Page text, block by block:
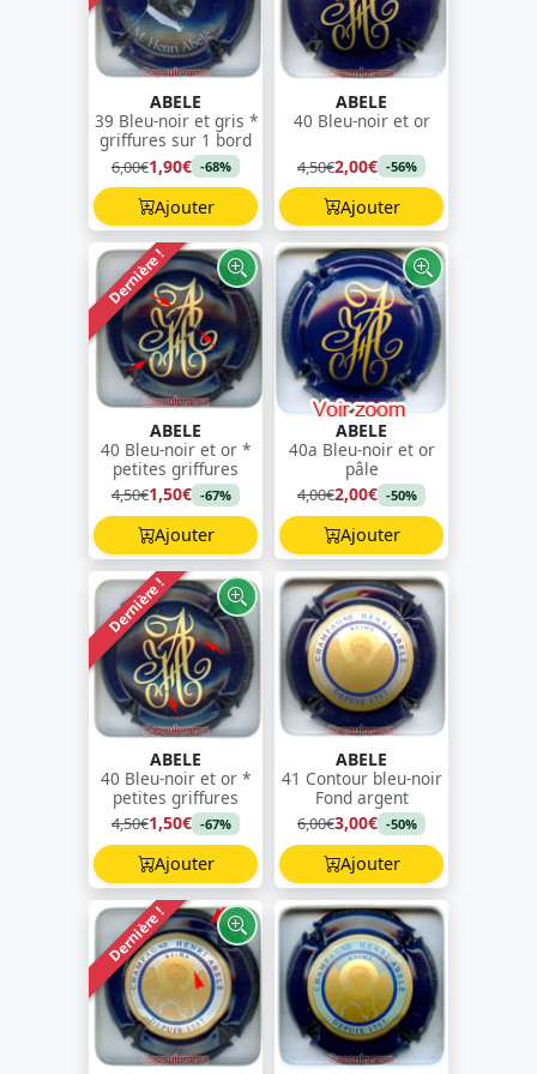
ABELE
39 Bleu-noir et gris *
griffures sur 1 bord
6,00€1,90€ -68%
Ajouter
ABELE
40 Bleu-noir et or
4,50€2,00€ -56%
Ajouter
Dernière !
ABELE
40 Bleu-noir et or *
petites griffures
4,50€1,50€ -67%
Ajouter
ABELE
40a Bleu-noir et or
pâle
4,00€2,00€ -50%
Ajouter
Dernière !
ABELE
40 Bleu-noir et or *
petites griffures
4,50€1,50€ -67%
Ajouter
ABELE
41 Contour bleu-noir
Fond argent
6,00€3,00€ -50%
Ajouter
Dernière !